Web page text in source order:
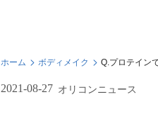
ホーム ボディメイク Q.プロテイン
2021-08-27 オリコンニュース